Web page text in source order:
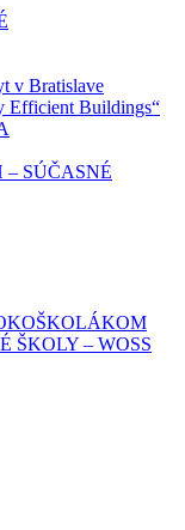
v Bratislave
Efficient Buildings“
SÚČASNÉ
ŠKOLY – WOSS